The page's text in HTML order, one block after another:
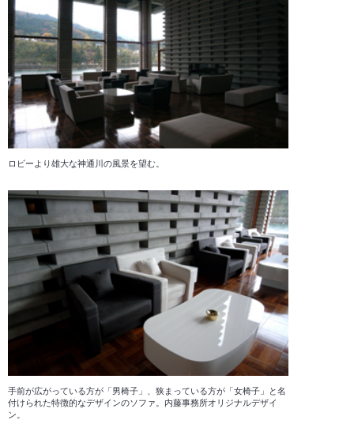
ロビーより雄大な神通川の風景を望む。
手前が広がっている方が「男椅子」、狭まっている方が「女椅子」と名
付けられた特徴的なデザインのソファ。内藤事務所オリジナルデザイ
ン。